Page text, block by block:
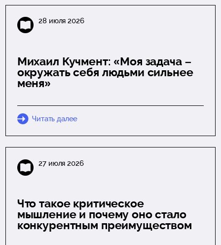
28 июля 2026
Михаил Кучмент: «Моя задача –
окружать себя людьми сильнее
меня»
Читать далее
27 июля 2026
Что такое критическое
мышление и почему оно стало
конкурентным преимуществом